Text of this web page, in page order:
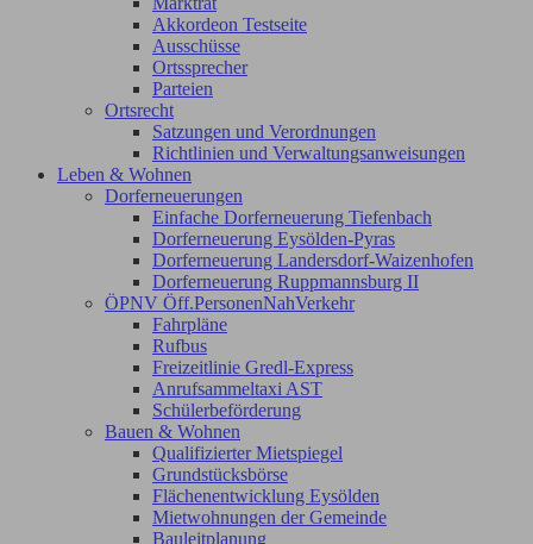
Akkordeon Testseite
Ausschüsse
Ortssprecher
Parteien
Ortsrecht
Satzungen und Verordnungen
Richtlinien und Verwaltungsanweisungen
Leben & Wohnen
Dorferneuerungen
Einfache Dorferneuerung Tiefenbach
Dorferneuerung Eysölden-Pyras
Dorferneuerung Landersdorf-Waizenhofen
Dorferneuerung Ruppmannsburg II
ÖPNV Öff.PersonenNahVerkehr
Fahrpläne
Rufbus
Freizeitlinie Gredl-Express
Anrufsammeltaxi AST
Schülerbeförderung
Bauen & Wohnen
Qualifizierter Mietspiegel
Grundstücksbörse
Flächenentwicklung Eysölden
Mietwohnungen der Gemeinde
Bauleitplanung